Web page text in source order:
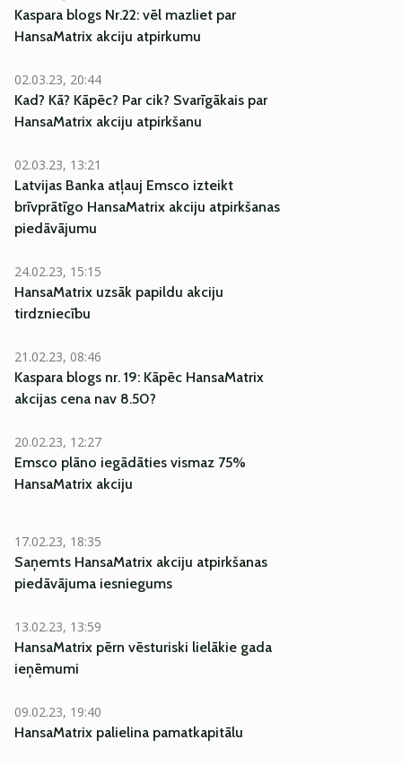
Kaspara blogs Nr.22: vēl mazliet par
HansaMatrix akciju atpirkumu
02.03.23, 20:44
Kad? Kā? Kāpēc? Par cik? Svarīgākais par
HansaMatrix akciju atpirkšanu
02.03.23, 13:21
Latvijas Banka atļauj Emsco izteikt
brīvprātīgo HansaMatrix akciju atpirkšanas
piedāvājumu
24.02.23, 15:15
HansaMatrix uzsāk papildu akciju
tirdzniecību
21.02.23, 08:46
Kaspara blogs nr. 19: Kāpēc HansaMatrix
akcijas cena nav 8.50?
20.02.23, 12:27
Emsco plāno iegādāties vismaz 75%
HansaMatrix akciju
17.02.23, 18:35
Saņemts HansaMatrix akciju atpirkšanas
piedāvājuma iesniegums
13.02.23, 13:59
HansaMatrix pērn vēsturiski lielākie gada
ieņēmumi
09.02.23, 19:40
HansaMatrix palielina pamatkapitālu